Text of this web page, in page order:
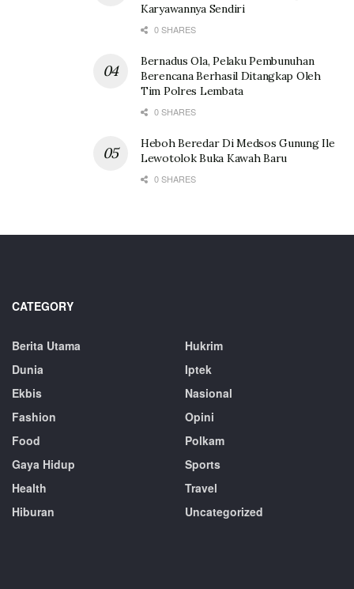
Karyawannya Sendiri
0 SHARES
Bernadus Ola, Pelaku Pembunuhan
Berencana Berhasil Ditangkap Oleh
Tim Polres Lembata
0 SHARES
Heboh Beredar Di Medsos Gunung Ile
Lewotolok Buka Kawah Baru
0 SHARES
CATEGORY
Berita Utama
Dunia
Ekbis
Fashion
Food
Gaya Hidup
Health
Hiburan
Hukrim
Iptek
Nasional
Opini
Polkam
Sports
Travel
Uncategorized